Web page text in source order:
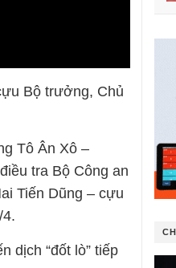
Bộ trưởng, Chủ
Tô Ân Xô –
tra Bộ Công an
Tiến Dũng – cựu
dịch “đốt lò” tiếp